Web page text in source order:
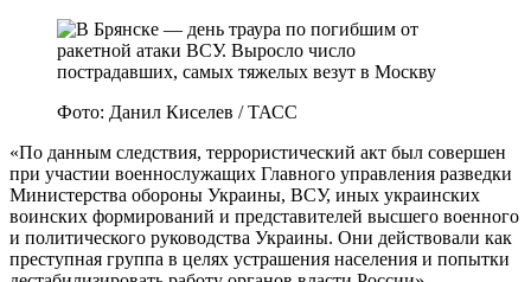
Фото: Данил Киселев / ТАСС
«По данным следствия, террористический акт был совершен
при участии военнослужащих Главного управления разведки
Министерства обороны Украины, ВСУ, иных украинских
воинских формирований и представителей высшего военного
и политического руководства Украины. Они действовали как
преступная группа в целях устрашения населения и попытки